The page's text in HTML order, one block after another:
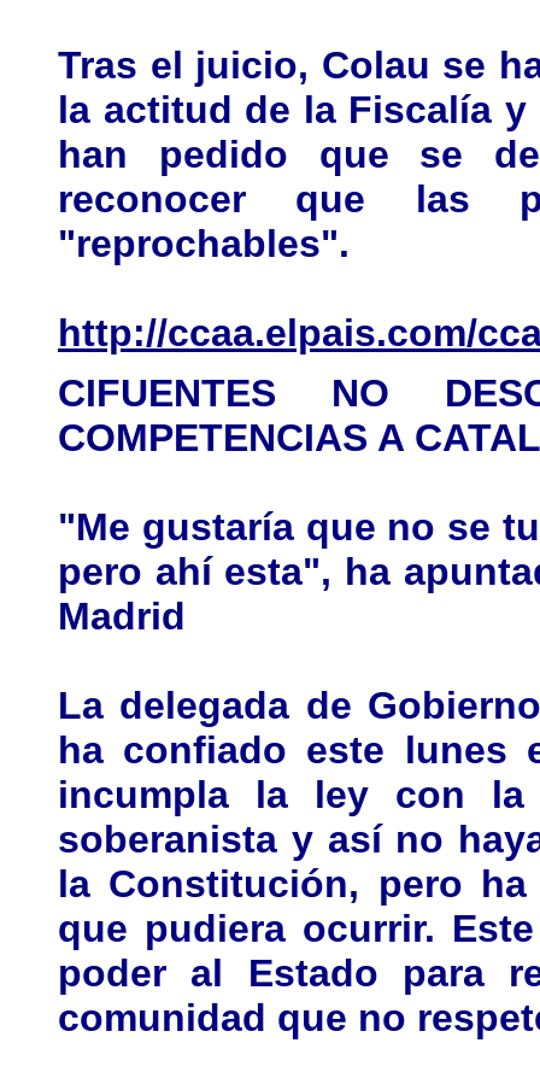
Tras el juicio, Colau se
la actitud de la Fiscalía
han pedido que se
reconocer que las
"reprochables".
http://ccaa.elpais.com/
CIFUENTES NO
COMPETENCIAS A
"Me gustaría que no se
pero ahí esta", ha
Madrid
La delegada de
ha confiado este lunes
incumpla la ley con la
soberanista y así no
la Constitución, pero
que pudiera ocurrir.
poder al Estado para
comunidad que no